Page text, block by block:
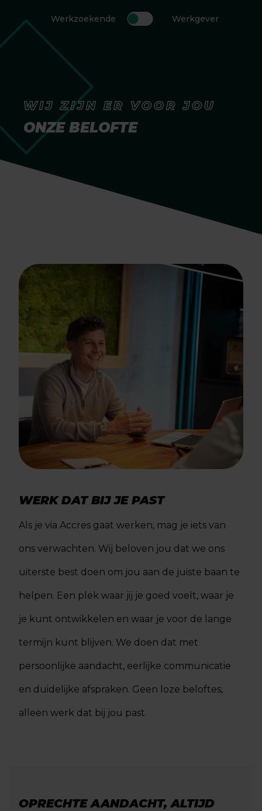
Werkzoekende Werkgever
WIJ ZIJN ER VOOR JOU
ONZE BELOFTE
WERK DAT BIJ JE PAST
Als je via Accres gaat werken, mag je iets van
ons verwachten. Wij beloven jou dat we ons
uiterste best doen om jou aan de juiste baan te
helpen. Een plek waar jij je goed voelt, waar je
je kunt ontwikkelen en waar je voor de lange
termijn kunt blijven. We doen dat met
persoonlijke aandacht, eerlijke communicatie
en duidelijke afspraken. Geen loze beloftes,
alleen werk dat bij jou past.
OPRECHTE AANDACHT, ALTIJD